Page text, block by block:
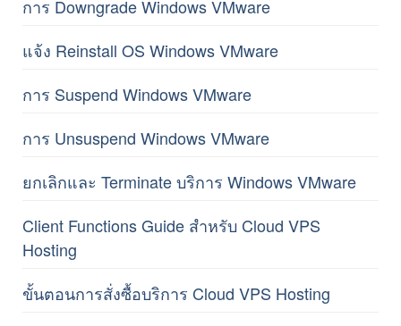
การ Downgrade Windows VMware
แจ้ง Reinstall OS Windows VMware
การ Suspend Windows VMware
การ Unsuspend Windows VMware
ยกเลิกและ Terminate บริการ Windows VMware
Client Functions Guide สำหรับ Cloud VPS
Hosting
ขั้นตอนการสั่งซื้อบริการ Cloud VPS Hosting